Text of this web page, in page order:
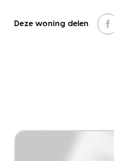
Deze woning delen